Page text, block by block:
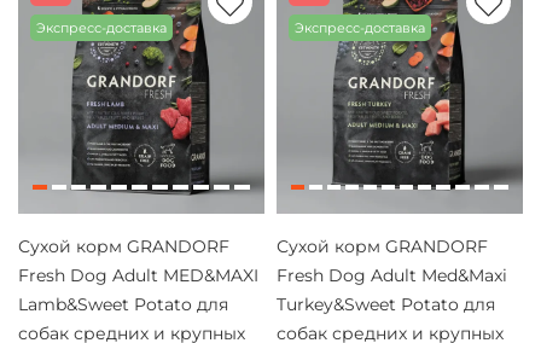
Экспресс-доставка
Сухой корм GRANDORF
Fresh Dog Adult MED&MAXI
Lamb&Sweet Potato для
собак средних и крупных
Экспресс-доставка
Сухой корм GRANDORF
Fresh Dog Adult Med&Maxi
Turkey&Sweet Potato для
собак средних и крупных